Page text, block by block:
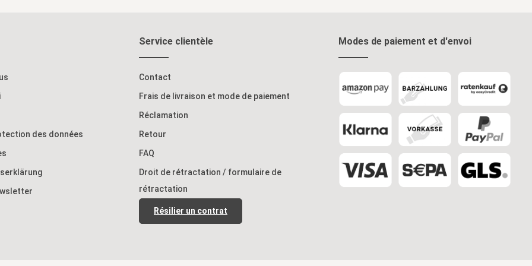
des données
Service clientèle
Contact
Frais de livraison et mode de paiement
Réclamation
Retour
FAQ
Droit de rétractation / formulaire de
rétractation
Résilier un contrat
Modes de paiement et d'envoi